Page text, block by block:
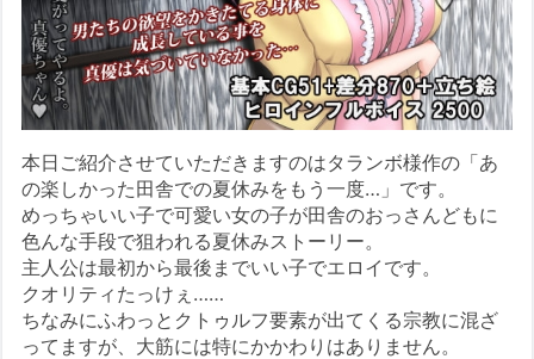
本日ご紹介させていただきますのはタランボ様作の「あ
の楽しかった田舎での夏休みをもう一度…」です。
めっちゃいい子で可愛い女の子が田舎のおっさんどもに
色んな手段で狙われる夏休みストーリー。
主人公は最初から最後までいい子でエロイです。
クオリティたっけぇ……
ちなみにふわっとクトゥルフ要素が出てくる宗教に混ざ
ってますが、大筋には特にかかわりはありません。